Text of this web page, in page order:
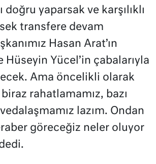
doğru yaparsak ve karşılıklı
transfere devam
Hasan Arat’ın
Yücel’in çabalarıyla
Ama öncelikli olarak
rahatlamamız, bazı
lazım. Ondan
göreceğiz neler oluyor